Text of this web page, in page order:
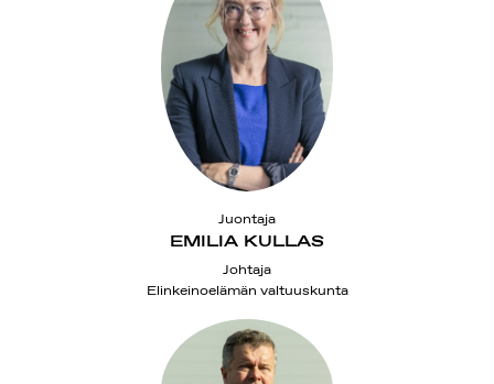
EMILIA KULLAS
Juontaja
Johtaja
Elinkeinoelämän valtuuskunta